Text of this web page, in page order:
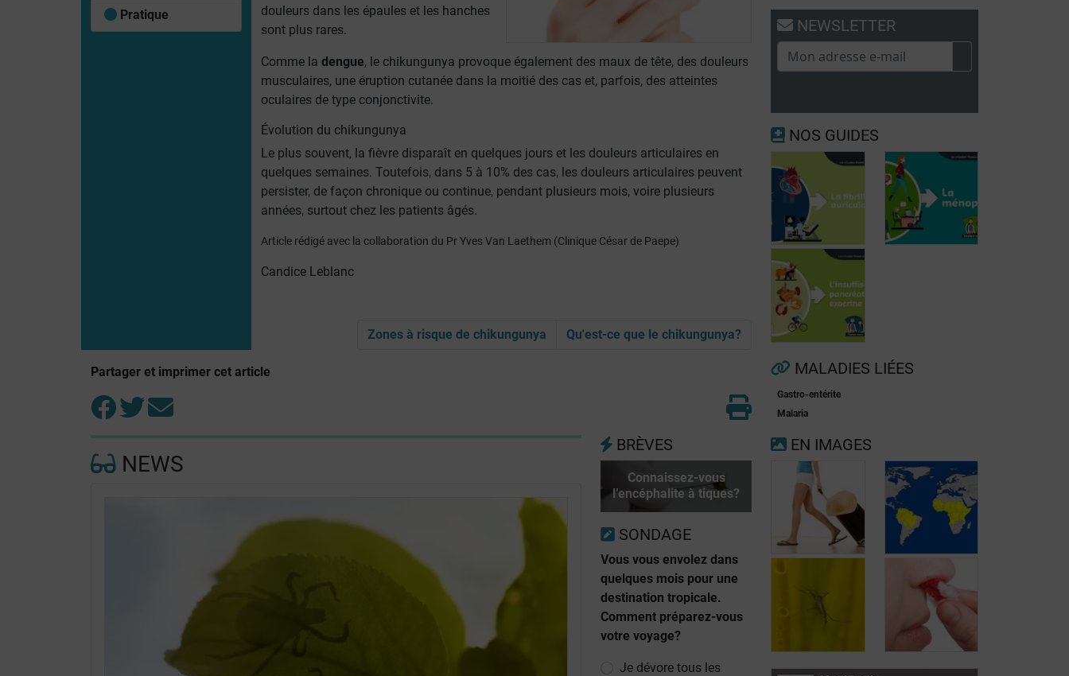
Pratique
douleurs dans les épaules et les hanches
sont plus rares.
Comme la dengue, le chikungunya provoque également des maux de tête, des douleurs
musculaires, une éruption cutanée dans la moitié des cas et, parfois, des atteintes
oculaires de type conjonctivite.
Évolution du chikungunya
Le plus souvent, la fièvre disparaît en quelques jours et les douleurs articulaires en
quelques semaines. Toutefois, dans 5 à 10% des cas, les douleurs articulaires peuvent
persister, de façon chronique ou continue, pendant plusieurs mois, voire plusieurs
années, surtout chez les patients âgés.
Article rédigé avec la collaboration du Pr Yves Van Laethem (Clinique César de Paepe)
Candice Leblanc
Zones à risque de chikungunya Qu'est-ce que le chikungunya?
Partager et imprimer cet article
NEWS
BRÈVES
Connaissez-vous
l’encéphalite à tiques?
SONDAGE
Vous vous envolez dans
quelques mois pour une
destination tropicale.
Comment préparez-vous
votre voyage?
Je dévore tous les
NEWSLETTER
NOS GUIDES
Fibrillation
auriculaire
Insuffisance
exocrine
MALADIES LIÉES
Gastro-entérite
Malaria
EN IMAGES
Clinics"
Zones à risque
de fièvre jaune